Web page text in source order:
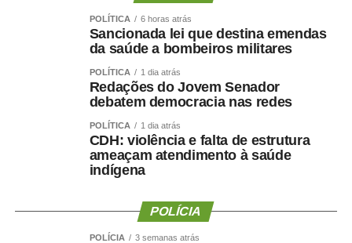
A manifestação ocorre apenas dois dias depois de Maluf
confirmar publicamente sua indicação para a vice.
Durante a convenção do Novo, na quarta-feira (5), ele
chegou a descartar a possibilidade de uma nova
“Martelo batido, prego batido e ponta virada”, disse na
Novo, PL e MDB e afirmou que as siglas haviam chegado
POLÍTICA 6 horas atrás
Sancionada lei que destina emendas
da saúde a bombeiros militares
POLÍTICA 1 dia atrás
Redações do Jovem Senador
debatem democracia nas redes
POLÍTICA 1 dia atrás
CDH: violência e falta de estrutura
ameaçam atendimento à saúde
indígena
POLÍCIA
POLÍCIA 3 semanas atrás